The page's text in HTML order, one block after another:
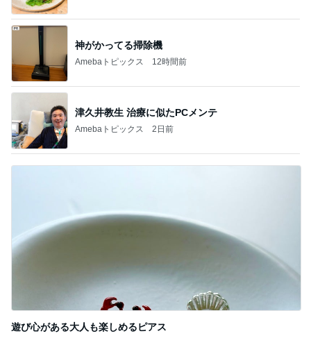
神がかってる掃除機
Amebaトピックス 12時間前
津久井教生 治療に似たPCメンテ
Amebaトピックス 2日前
遊び心がある大人も楽しめるピアス